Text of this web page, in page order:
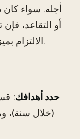
أجله. سواء كان
أو التقاعد،
الالتزام بميزانيتك وخطة المدخرات الخاصة بك.
حدد أهدافك: